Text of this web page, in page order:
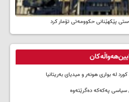
پێکهێنانی حکوومەتی تۆمار کرد
لە بواری هونەر و میدیای بەریتانیا